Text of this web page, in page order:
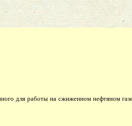
для работы на сжиженном нефтяном